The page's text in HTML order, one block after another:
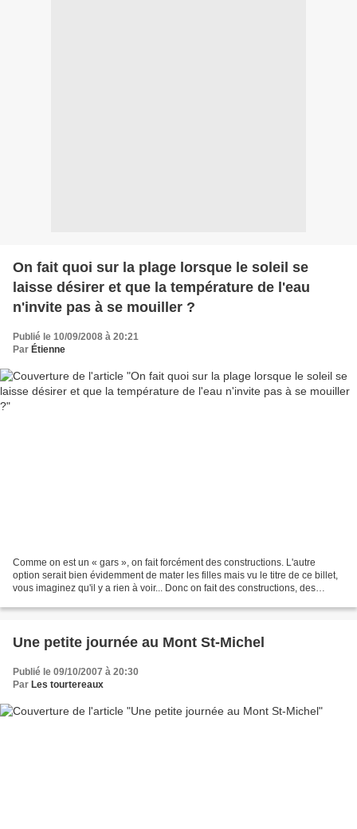
On fait quoi sur la plage lorsque le soleil se
laisse désirer et que la température de l'eau
n'invite pas à se mouiller ?
Publié le 10/09/2008 à 20:21
Par Étienne
Comme on est un « gars », on fait forcément des constructions. L'autre
option serait bien évidemment de mater les filles mais vu le titre de ce billet,
vous imaginez qu'il y a rien à voir... Donc on fait des constructions, des
Une petite journée au Mont St-Michel
Publié le 09/10/2007 à 20:30
Par Les tourtereaux